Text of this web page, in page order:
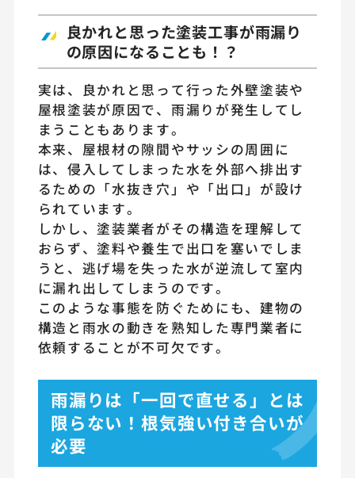
良かれと思った塗装工事が雨漏り
の原因になることも！？
実は、良かれと思って行った外壁塗装や
屋根塗装が原因で、雨漏りが発生してし
まうこともあります。
本来、屋根材の隙間やサッシの周囲に
は、侵入してしまった水を外部へ排出す
るための「水抜き穴」や「出口」が設け
られています。
しかし、塗装業者がその構造を理解して
おらず、塗料や養生で出口を塞いでしま
うと、逃げ場を失った水が逆流して室内
に漏れ出してしまうのです。
このような事態を防ぐためにも、建物の
構造と雨水の動きを熟知した専門業者に
依頼することが不可欠です。
雨漏りは「一回で直せる」とは
限らない！根気強い付き合いが
必要